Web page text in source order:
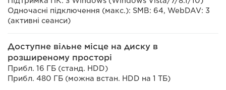
Одночасні підключення (макс.): SMB: 64, WebDAV: 3
(активні сеанси)
Доступне вільне місце на диску в
розширеному просторі
Прибл. 16 ГБ (станд. HDD)
Прибл. 480 ГБ (можна встан. HDD на 1 ТБ)